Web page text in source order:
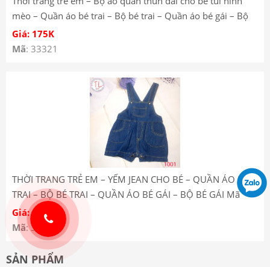
mèo – Quần áo bé trai – Bộ bé trai – Quần áo bé gái – Bộ
bé gái YT185227
Giá: 175K
Mã: 33321
THỜI TRANG TRẺ EM – YẾM JEAN CHO BÉ – QUẦN ÁO BÉ
TRAI – BỘ BÉ TRAI – QUẦN ÁO BÉ GÁI – BỘ BÉ GÁI Mã
1001
Giá: 175K
Mã: 33267
SẢN PHẨM